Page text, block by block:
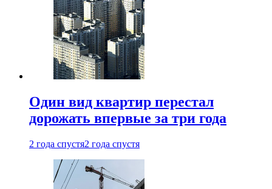
Один вид квартир перестал
дорожать впервые за три года
2 года спустя2 года спустя